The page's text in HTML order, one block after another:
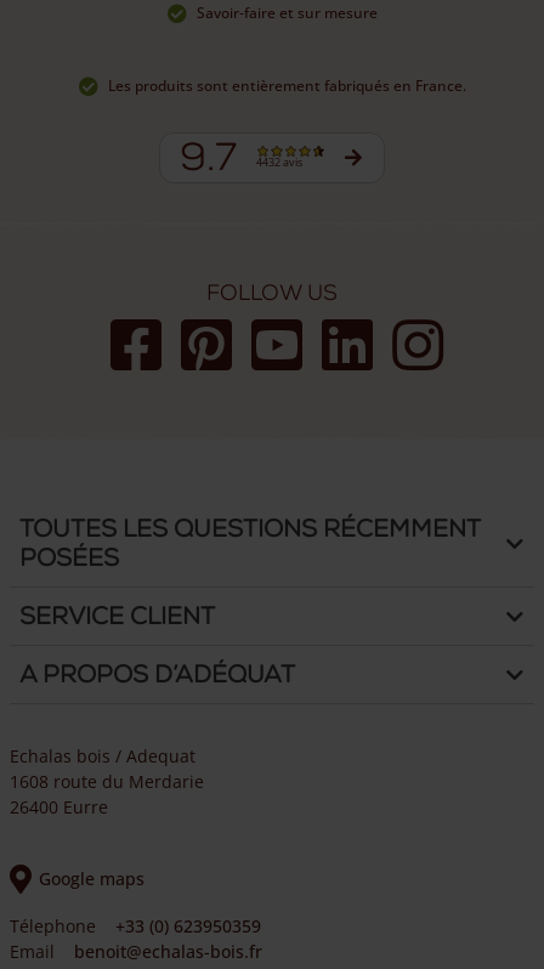
Savoir-faire et sur mesure
Les produits sont entièrement fabriqués en France.
9.7 4432 avis
Follow us
Toutes les questions récemment
posées
Service client
A propos d’Adéquat
Echalas bois / Adequat
1608 route du Merdarie
26400 Eurre
Google maps
Télephone
+33 (0) 623950359
Email
benoit@echalas-bois.fr